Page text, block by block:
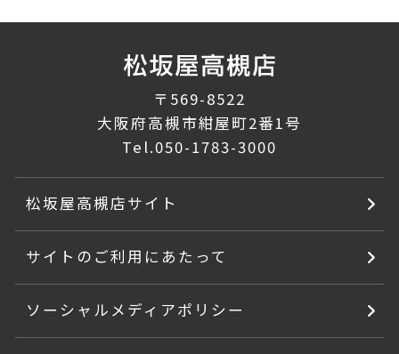
〒569-8522
大阪府高槻市紺屋町2番1号
Tel.050-1783-3000
松坂屋高槻店サイト
サイトのご利用にあたって
ソーシャルメディアポリシー